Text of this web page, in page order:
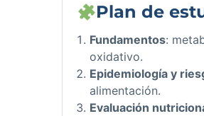
Plan de
Fundamentos:
oxidativo.
Epidemiología y
alimentación.
Evaluación